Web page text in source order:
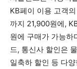
KB페이 이용 고객
까지 21,900원에,
원에 구매가 가능하
드, 통신사 할인은
일축하 할인 등 다